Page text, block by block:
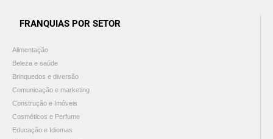
FRANQUIAS POR SETOR
Alimentação
Beleza e saúde
Brinquedos e diversão
Comunicação e marketing
Construção e Imóveis
Cosméticos e Perfume
Educação e Idiomas